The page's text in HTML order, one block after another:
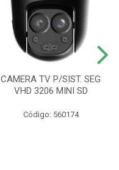
CAMERA TV P/SIST. SEG
VHD 3206 MINI SD
Código: 560174